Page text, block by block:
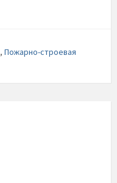
, Пожарно-строевая